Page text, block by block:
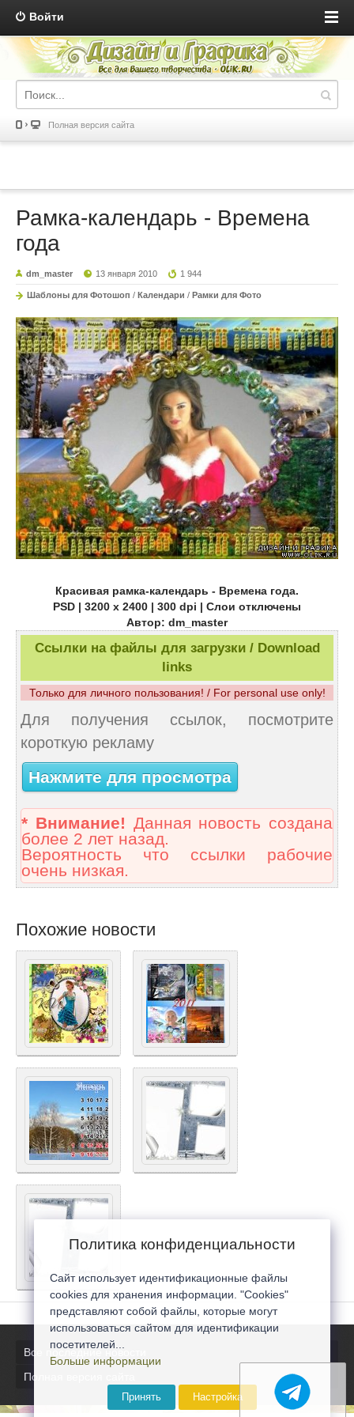
Войти
Полная версия сайта
Рамка-календарь - Времена
года
dm_master 13 января 2010 1 944
Шаблоны для Фотошоп / Календари / Рамки для Фото
Красивая рамка-календарь - Времена года.
PSD | 3200 x 2400 | 300 dpi | Слои отключены
Автор: dm_master
Ссылки на файлы для загрузки / Download
links
Только для личного пользования! / For personal use only!
Для получения ссылок, посмотрите
короткую рекламу
Нажмите для просмотра
* Внимание! Данная новость создана
более 2 лет назад.
Вероятность что ссылки рабочие
очень низкая.
Похожие новости
Все последние новости
Полная версия сайта
Политика конфиденциальности
Сайт использует идентификационные файлы
cookies для хранения информации. "Cookies"
представляют собой файлы, которые могут
использоваться сайтом для идентификации
посетителей...
Больше информации
Принять Настройка